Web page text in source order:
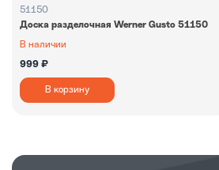
51150
Доска разделочная Werner Gusto 51150
В наличии
999 ₽
В корзину